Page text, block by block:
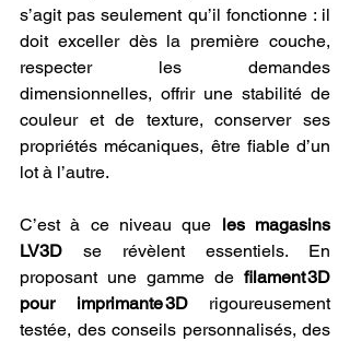
s’agit pas seulement qu’il fonctionne : il
doit exceller dès la première couche,
respecter les demandes
dimensionnelles, offrir une stabilité de
couleur et de texture, conserver ses
propriétés mécaniques, être fiable d’un
lot à l’autre.
C’est à ce niveau que les magasins
LV3D se révèlent essentiels. En
proposant une gamme de filament 3D
pour imprimante 3D rigoureusement
testée, des conseils personnalisés, des